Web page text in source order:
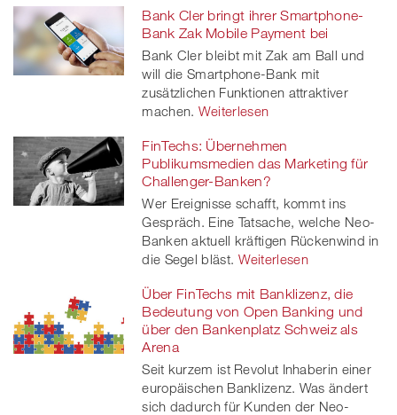
Bank Cler bringt ihrer Smartphone-
Bank Zak Mobile Payment bei
Bank Cler bleibt mit Zak am Ball und
will die Smartphone-Bank mit
zusätzlichen Funktionen attraktiver
machen. Weiterlesen
FinTechs: Übernehmen
Publikumsmedien das Marketing für
Challenger-Banken?
Wer Ereignisse schafft, kommt ins
Gespräch. Eine Tatsache, welche Neo-
Banken aktuell kräftigen Rückenwind in
die Segel bläst. Weiterlesen
Über FinTechs mit Banklizenz, die
Bedeutung von Open Banking und
über den Bankenplatz Schweiz als
Arena
Seit kurzem ist Revolut Inhaberin einer
europäischen Banklizenz. Was ändert
sich dadurch für Kunden der Neo-